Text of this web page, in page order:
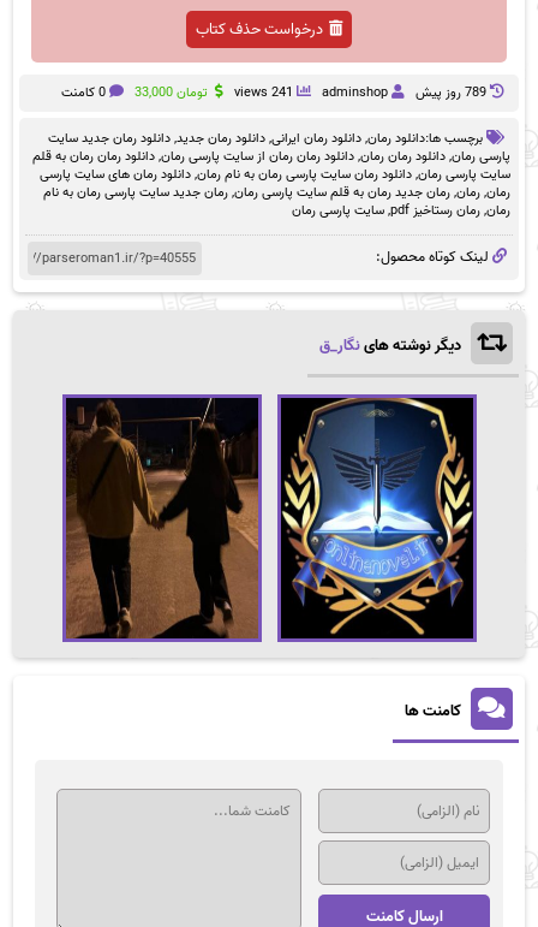
درخواست حذف کتاب
789 روز پيش adminshop
241 views تومان33,000 0 کامنت
برچسب ها:دانلود رمان,دانلود رمان ایرانی,دانلود رمان جدید,دانلود رمان جدید سایت
پارسی رمان,دانلود رمان رمان,دانلود رمان رمان از سایت پارسی رمان,دانلود رمان رمان به قلم
سایت پارسی رمان,دانلود رمان سایت پارسی رمان به نام رمان,دانلود رمان های سایت پارسی
رمان,رمان,رمان جدید رمان به قلم سایت پارسی رمان,رمان جدید سایت پارسی رمان به نام
رمان,رمان رستاخیز pdf ,سایت پارسی رمان
لینک کوتاه محصول:
دیگر نوشته هاینگار_ق
کامنت ها